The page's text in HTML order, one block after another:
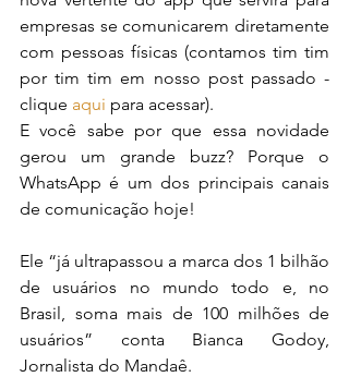
empresas se comunicarem diretamente
com pessoas físicas (contamos tim tim
por tim tim em nosso post passado -
clique aqui para acessar).
E você sabe por que essa novidade
gerou um grande buzz? Porque o
WhatsApp é um dos principais canais
de comunicação hoje!
Ele “já ultrapassou a marca dos 1 bilhão
de usuários no mundo todo e, no
Brasil, soma mais de 100 milhões de
usuários” conta Bianca Godoy,
Jornalista do Mandaê.